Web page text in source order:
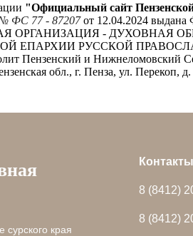
"Официальный сайт
ФС 77 - 87207от 12.04.2024 выдана
ОРГАНИЗАЦИЯ -
ЕПАРХИИ РУССКОЙ
Пензенский и Нижнеломовский
обл., г. Пенза, ул. Перекоп,
края
Контакты
8 (8412)
8 (8412)